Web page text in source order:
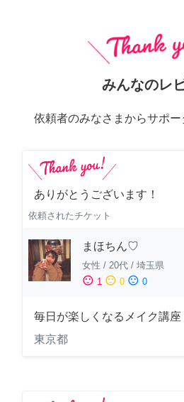
みんなのレ
依頼者のみなさまからサポ
ありがとうございます！
依頼されたチケット
まほちん♡
女性 / 20代 / 埼玉県
sentiment_satisfied 1 sentiment_neutral 0 sentiment_dissatisfied 0
毎日が楽しくなるメイク講座
東京都